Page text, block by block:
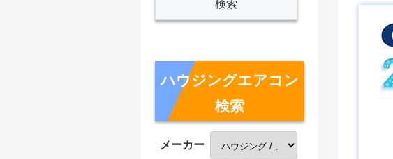
ハウジングエアコン
検索
メーカー